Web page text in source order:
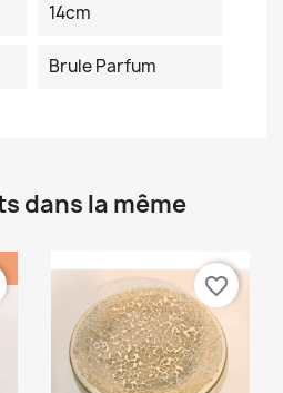
14cm
Brule Parfum
dans la même
favorite_border